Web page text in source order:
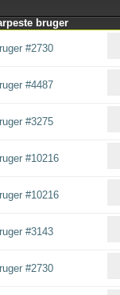
bruger
#2730
#4487
#3275
#10216
#10216
#3143
#2730